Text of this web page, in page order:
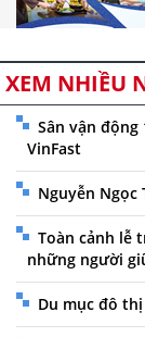
XEM NHIỀU
Sân vận
VinFast
Nguyễn Ngọc
Toàn cảnh lễ
những người
Du mục đô